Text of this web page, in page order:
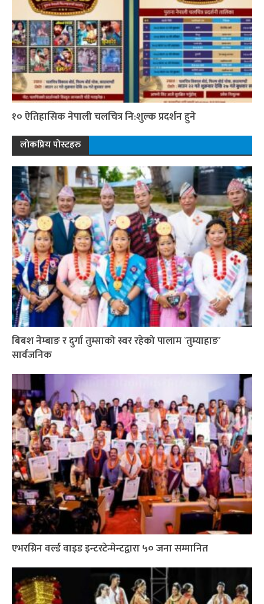
१० ऐतिहासिक नेपाली चलचित्र नि:शुल्क प्रदर्शन हुने
लोकप्रिय पोस्टहरु
बिबश नेम्बाङ र दुर्गा तुम्साको स्वर रहेको पालाम `तुम्याहाङ´
सार्वजनिक
एभरग्रिन वर्ल्ड वाइड इन्टरटेन्मेन्टद्वारा ५० जना सम्मानित